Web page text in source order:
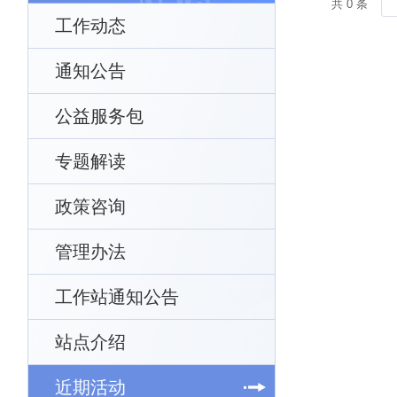
工作动态
通知公告
公益服务包
专题解读
政策咨询
管理办法
工作站通知公告
站点介绍
近期活动
共 0 条